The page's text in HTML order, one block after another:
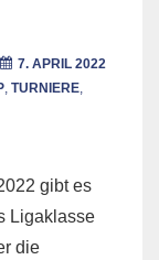
7. APRIL 2022
, TURNIERE,
gibt es
Ligaklasse
die